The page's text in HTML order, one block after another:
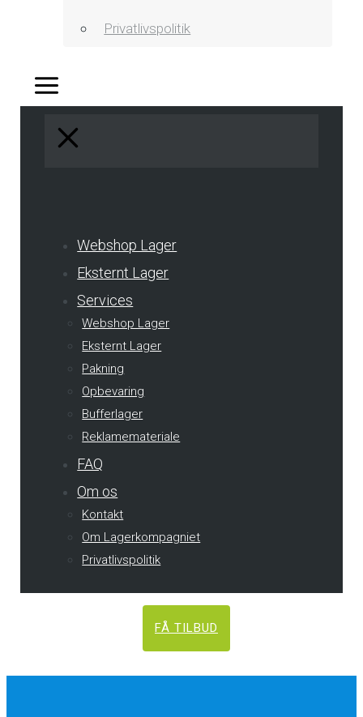
Privatlivspolitik
Webshop Lager
Eksternt Lager
Services
Webshop Lager
Eksternt Lager
Pakning
Opbevaring
Bufferlager
Reklamemateriale
FAQ
Om os
Kontakt
Om Lagerkompagniet
Privatlivspolitik
FÅ TILBUD